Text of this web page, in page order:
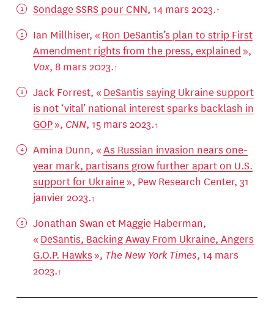
Sondage SSRS pour CNN, 14 mars 2023.
Ian Millhiser, « Ron DeSantis’s plan to strip First
Amendment rights from the press, explained»,
Vox, 8 mars 2023.
Jack Forrest, « DeSantis saying Ukraine support
is not ‘vital’ national interest sparks backlash in
GOP», CNN, 15 mars 2023.
Amina Dunn, «As Russian invasion nears one-
year mark, partisans grow further apart on U.S.
support for Ukraine», Pew Research Center, 31
janvier 2023.
Jonathan Swan et Maggie Haberman,
« DeSantis, Backing Away From Ukraine, Angers
G.O.P. Hawks», The New York Times, 14 mars
2023.